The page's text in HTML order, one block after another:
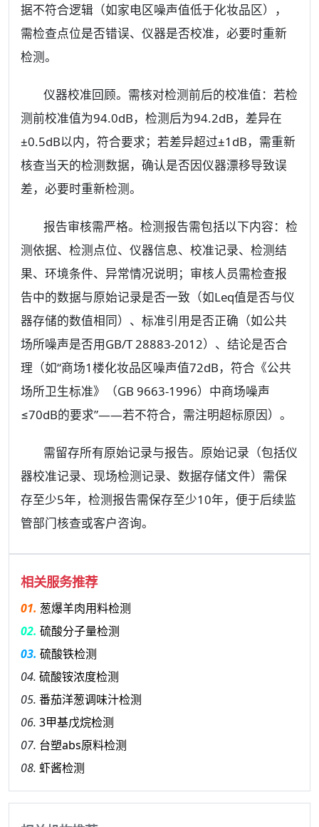
据不符合逻辑（如家电区噪声值低于化妆品区），
需检查点位是否错误、仪器是否校准，必要时重新
检测。
仪器校准回顾。需核对检测前后的校准值：若检
测前校准值为94.0dB，检测后为94.2dB，差异在
±0.5dB以内，符合要求；若差异超过±1dB，需重新
核查当天的检测数据，确认是否因仪器漂移导致误
差，必要时重新检测。
报告审核需严格。检测报告需包括以下内容：检
测依据、检测点位、仪器信息、校准记录、检测结
果、环境条件、异常情况说明；审核人员需检查报
告中的数据与原始记录是否一致（如Leq值是否与仪
器存储的数值相同）、标准引用是否正确（如公共
场所噪声是否用GB/T 28883-2012）、结论是否合
理（如“商场1楼化妆品区噪声值72dB，符合《公共
场所卫生标准》（GB 9663-1996）中商场噪声
≤70dB的要求”——若不符合，需注明超标原因）。
需留存所有原始记录与报告。原始记录（包括仪
器校准记录、现场检测记录、数据存储文件）需保
存至少5年，检测报告需保存至少10年，便于后续监
管部门核查或客户咨询。
相关服务推荐
01. 葱爆羊肉用料检测
02. 硫酸分子量检测
03. 硫酸铁检测
04. 硫酸铵浓度检测
05. 番茄洋葱调味汁检测
06. 3甲基戊烷检测
07. 台塑abs原料检测
08. 虾酱检测